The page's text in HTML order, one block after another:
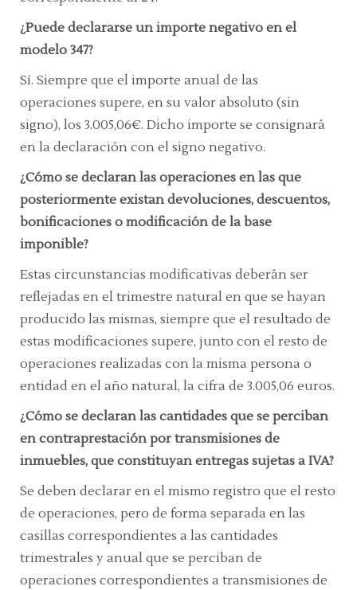
¿Puede declararse un importe negativo en el
modelo 347?
Sí. Siempre que el importe anual de las
operaciones supere, en su valor absoluto (sin
signo), los 3.005,06€. Dicho importe se consignará
en la declaración con el signo negativo.
¿Cómo se declaran las operaciones en las que
posteriormente existan devoluciones, descuentos,
bonificaciones o modificación de la base
imponible?
Estas circunstancias modificativas deberán ser
reflejadas en el trimestre natural en que se hayan
producido las mismas, siempre que el resultado de
estas modificaciones supere, junto con el resto de
operaciones realizadas con la misma persona o
entidad en el año natural, la cifra de 3.005,06 euros.
¿Cómo se declaran las cantidades que se perciban
en contraprestación por transmisiones de
inmuebles, que constituyan entregas sujetas a IVA?
Se deben declarar en el mismo registro que el resto
de operaciones, pero de forma separada en las
casillas correspondientes a las cantidades
trimestrales y anual que se perciban de
operaciones correspondientes a transmisiones de